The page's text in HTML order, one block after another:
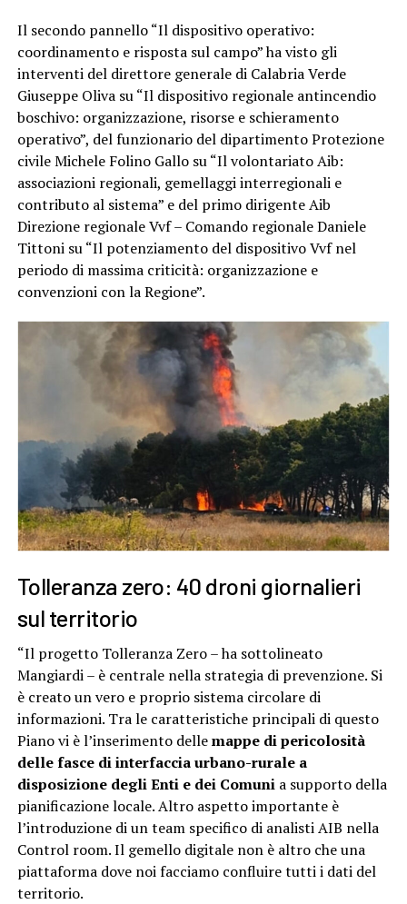
Il secondo pannello “Il dispositivo operativo:
coordinamento e risposta sul campo” ha visto gli
interventi del direttore generale di Calabria Verde
Giuseppe Oliva su “Il dispositivo regionale antincendio
boschivo: organizzazione, risorse e schieramento
operativo”, del funzionario del dipartimento Protezione
civile Michele Folino Gallo su “Il volontariato Aib:
associazioni regionali, gemellaggi interregionali e
contributo al sistema” e del primo dirigente Aib
Direzione regionale Vvf – Comando regionale Daniele
Tittoni su “Il potenziamento del dispositivo Vvf nel
periodo di massima criticità: organizzazione e
convenzioni con la Regione”.
Tolleranza zero: 40 droni giornalieri
sul territorio
“Il progetto Tolleranza Zero – ha sottolineato
Mangiardi – è centrale nella strategia di prevenzione. Si
è creato un vero e proprio sistema circolare di
informazioni. Tra le caratteristiche principali di questo
Piano vi è l’inserimento dellemappe di pericolosità
delle fasce di interfaccia urbano-rurale a
disposizione degli Enti e dei Comunia supporto della
pianificazione locale. Altro aspetto importante è
l’introduzione di un team specifico di analisti AIB nella
Control room. Il gemello digitale non è altro che una
piattaforma dove noi facciamo confluire tutti i dati del
territorio.